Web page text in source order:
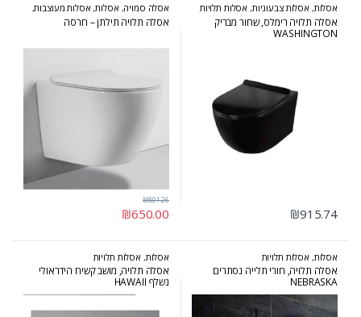
אסלות, אסלות צבעוניות, אסלות תלויות
אסלה תלויה רימלס, שחור מבריק
WASHINGTON
₪915.74
אסלה סמויה, אסלות, אסלות מעוצבות,
אסלות תלויות המומלצים של אולבט
אסלה תלויה תילתן – חרסה
₪650.00
₪801.26
אסלות, אסלות תלויות
אסלה תלויה, חורי תלייה נסתרים
NEBRASKA
אסלות, אסלות תלויות
אסלה תלויה, מושב קשיח הידראולי
נשלף HAWAII